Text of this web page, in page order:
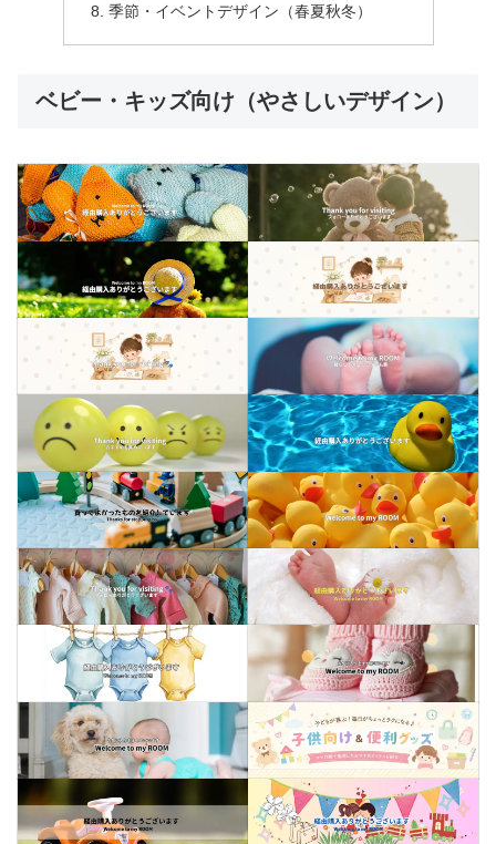
季節・イベントデザイン（春夏秋冬）
ベビー・キッズ向け（やさしいデザイン）